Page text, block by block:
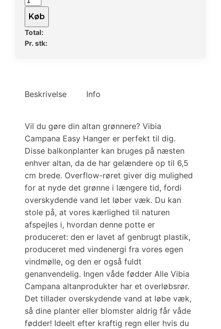
Vibia
Campana
Easy
antal
Køb
Total:
Pr. stk:
Beskrivelse Info
Vil du gøre din altan grønnere? Vibia
Campana Easy Hanger er perfekt til dig.
Disse balkonplanter kan bruges på næsten
enhver altan, da de har gelændere op til 6,5
cm brede. Overflow-røret giver dig mulighed
for at nyde det grønne i længere tid, fordi
overskydende vand let løber væk. Du kan
stole på, at vores kærlighed til naturen
afspejles i, hvordan denne potte er
produceret: den er lavet af genbrugt plastik,
produceret med vindenergi fra vores egen
vindmølle, og den er også fuldt
genanvendelig. Ingen våde fødder Alle Vibia
Campana altanprodukter har et overløbsrør.
Det tillader overskydende vand at løbe væk,
så dine planter eller blomster aldrig får våde
fødder! Ideelt efter kraftig regn eller hvis du